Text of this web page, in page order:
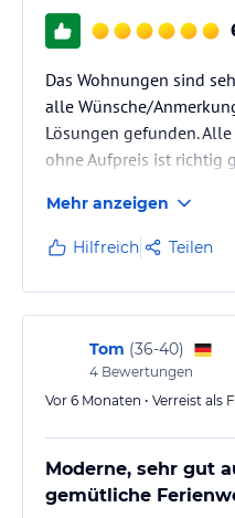
Das Wohnungen sind
alle Wünsche/
Lösungen gefunden.
ohne Aufpreis ist richtig
Mehr anzeigen
Hilfreich Teilen
Tom (36-40)
4 Bewertungen
Vor 6 Monaten • Verreist als
Moderne, sehr gut
gemütliche